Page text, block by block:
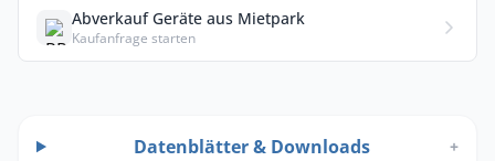
Abverkauf Geräte aus Mietpark
Kaufanfrage starten
Datenblätter & Downloads +